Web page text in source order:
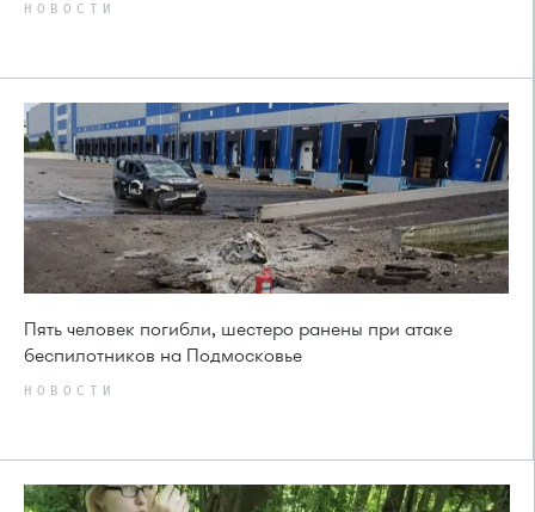
НОВОСТИ
Пять человек погибли, шестеро ранены при атаке
беспилотников на Подмосковье
НОВОСТИ